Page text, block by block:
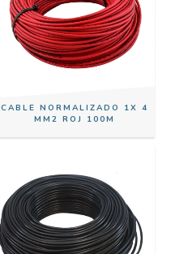
CABLE NORMALIZADO 1X 4
MM2 ROJ 100M